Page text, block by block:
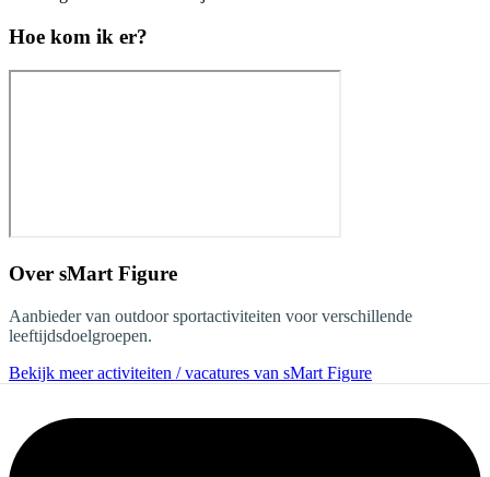
Hoe kom ik er?
Over sMart Figure
Aanbieder van outdoor sportactiviteiten voor verschillende
leeftijdsdoelgroepen.
Bekijk meer activiteiten / vacatures van sMart Figure